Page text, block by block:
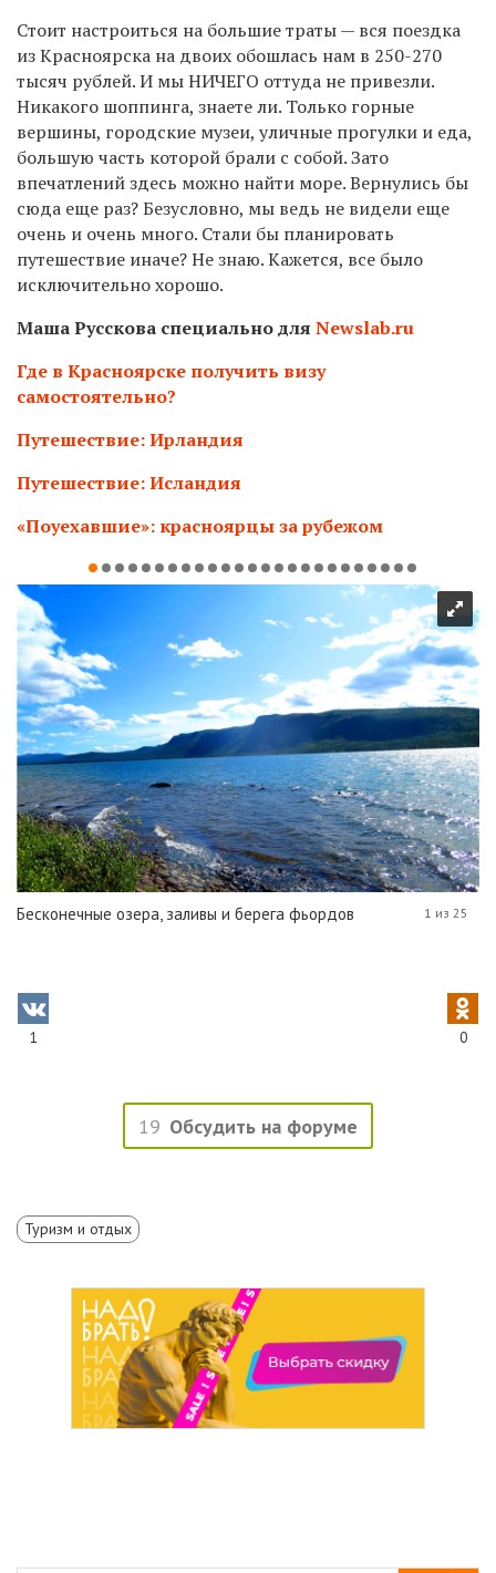
Стоит настроиться на большие траты — вся поездка
из Красноярска на двоих обошлась нам в 250-270
тысяч рублей. И мы НИЧЕГО оттуда не привезли.
Никакого шоппинга, знаете ли. Только горные
вершины, городские музеи, уличные прогулки и еда,
большую часть которой брали с собой. Зато
впечатлений здесь можно найти море. Вернулись бы
сюда еще раз? Безусловно, мы ведь не видели еще
очень и очень много. Стали бы планировать
путешествие иначе? Не знаю. Кажется, все было
исключительно хорошо.
Маша Русскова специально для Newslab.ru
Где в Красноярске получить визу
самостоятельно?
Путешествие: Ирландия
Путешествие: Исландия
«Поуехавшие»: красноярцы за рубежом
Бесконечные озера, заливы и берега фьордов 1 из 25
1 0
19 Обсудить на форуме
Туризм и отдых